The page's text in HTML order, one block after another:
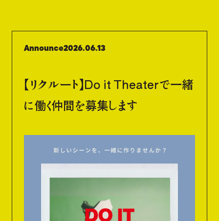
Announce2026.06.13
【リクルート】Do it Theaterで一緒
に働く仲間を募集します